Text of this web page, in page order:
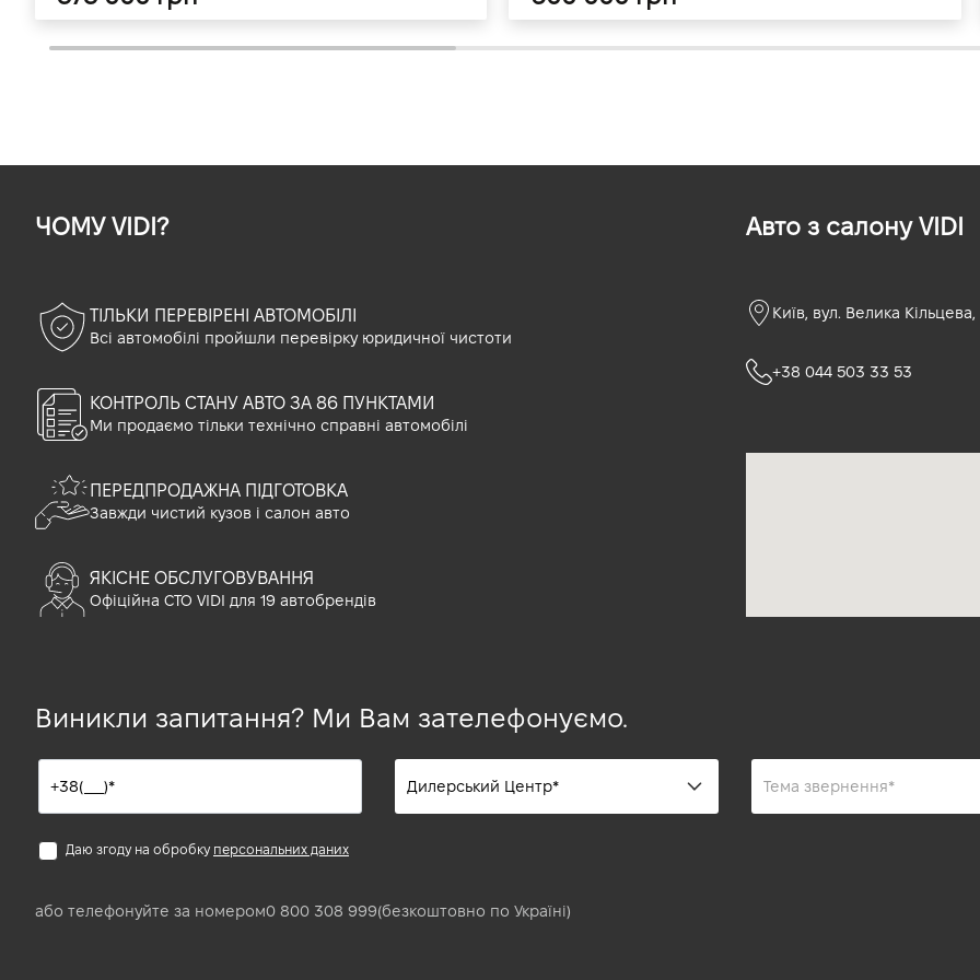
ЧОМУ VIDI?
ТІЛЬКИ ПЕРЕВІРЕНІ АВТОМОБІЛІ
Всі автомобілі пройшли перевірку юридичної чистоти
КОНТРОЛЬ СТАНУ АВТО ЗА 86 ПУНКТАМИ
Ми продаємо тільки технічно справні автомобілі
ПЕРЕДПРОДАЖНА ПІДГОТОВКА
Завжди чистий кузов і салон авто
ЯКІСНЕ ОБСЛУГОВУВАННЯ
Офіційна СТО VIDI для 19 автобрендів
Авто з салону VIDI
Київ, вул. Велика
+38 044 503 33 53
Виникли запитання? Ми Вам зателефонуємо.
Даю згоду на обробку персональних даних
або телефонуйте за номером0 800 308 999(безкоштовно по Україні)